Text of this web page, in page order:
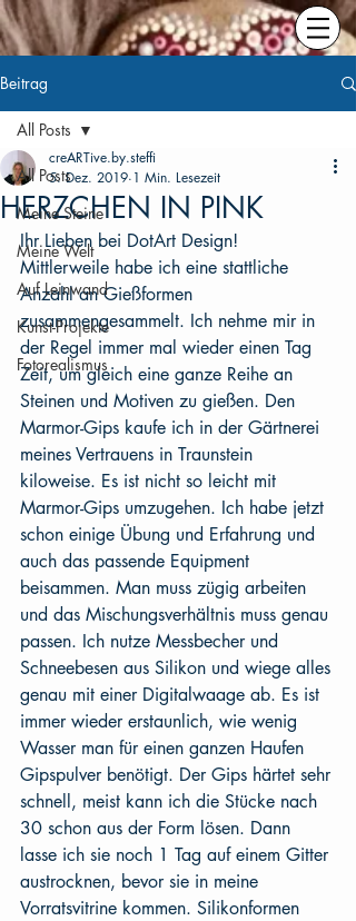
Beitrag
All Posts
Meine Steine
Meine Welt
Auf Leinwand
Kunst-Projekte
Fotorealismus
All Posts
HERZCHEN IN PINK
creARTive.by.steffi
5. Dez. 2019 1 Min. Lesezeit
Ihr Lieben bei DotArt Design!
Mittlerweile habe ich eine stattliche
Anzahl an Gießformen
zusammengesammelt. Ich nehme mir in
der Regel immer mal wieder einen Tag
Zeit, um gleich eine ganze Reihe an
Steinen und Motiven zu gießen. Den
Marmor-Gips kaufe ich in der Gärtnerei
meines Vertrauens in Traunstein
kiloweise. Es ist nicht so leicht mit
Marmor-Gips umzugehen. Ich habe jetzt
schon einige Übung und Erfahrung und
auch das passende Equipment
beisammen. Man muss zügig arbeiten
und das Mischungsverhältnis muss genau
passen. Ich nutze Messbecher und
Schneebesen aus Silikon und wiege alles
genau mit einer Digitalwaage ab. Es ist
immer wieder erstaunlich, wie wenig
Wasser man für einen ganzen Haufen
Gipspulver benötigt. Der Gips härtet sehr
schnell, meist kann ich die Stücke nach
30 schon aus der Form lösen. Dann
lasse ich sie noch 1 Tag auf einem Gitter
austrocknen, bevor sie in meine
Vorratsvitrine kommen. Silikonformen